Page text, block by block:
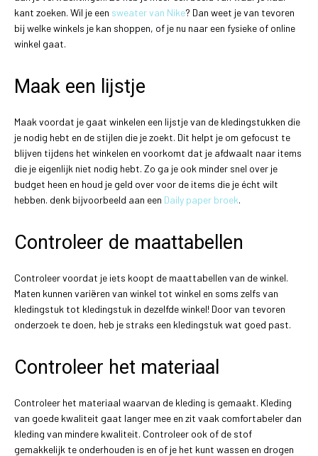
kant zoeken. Wil je een sweater van Nike? Dan weet je van tevoren
bij welke winkels je kan shoppen, of je nu naar een fysieke of online
winkel gaat.
Maak een lijstje
Maak voordat je gaat winkelen een lijstje van de kledingstukken die
je nodig hebt en de stijlen die je zoekt. Dit helpt je om gefocust te
blijven tijdens het winkelen en voorkomt dat je afdwaalt naar items
die je eigenlijk niet nodig hebt. Zo ga je ook minder snel over je
budget heen en houd je geld over voor de items die je écht wilt
hebben. denk bijvoorbeeld aan een Daily paper broek.
Controleer de maattabellen
Controleer voordat je iets koopt de maattabellen van de winkel.
Maten kunnen variëren van winkel tot winkel en soms zelfs van
kledingstuk tot kledingstuk in dezelfde winkel! Door van tevoren
onderzoek te doen, heb je straks een kledingstuk wat goed past.
Controleer het materiaal
Controleer het materiaal waarvan de kleding is gemaakt. Kleding
van goede kwaliteit gaat langer mee en zit vaak comfortabeler dan
kleding van mindere kwaliteit. Controleer ook of de stof
gemakkelijk te onderhouden is en of je het kunt wassen en drogen